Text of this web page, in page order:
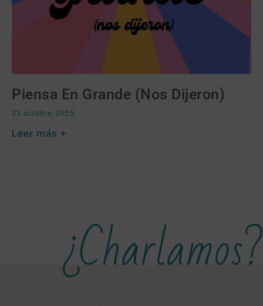
Piensa En Grande (nos Dijeron)
23 octubre, 2025
Leer más +
¿Charlamos?